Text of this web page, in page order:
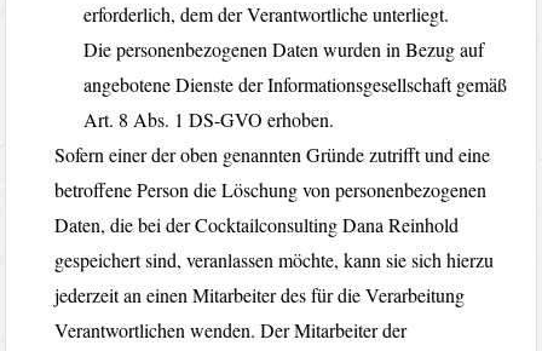
erforderlich, dem der Verantwortliche unterliegt.
Die personenbezogenen Daten wurden in Bezug auf
angebotene Dienste der Informationsgesellschaft gemäß
Art. 8 Abs. 1 DS-GVO erhoben.
Sofern einer der oben genannten Gründe zutrifft und eine
betroffene Person die Löschung von personenbezogenen
Daten, die bei der Cocktailconsulting Dana Reinhold
gespeichert sind, veranlassen möchte, kann sie sich hierzu
jederzeit an einen Mitarbeiter des für die Verarbeitung
Verantwortlichen wenden. Der Mitarbeiter der